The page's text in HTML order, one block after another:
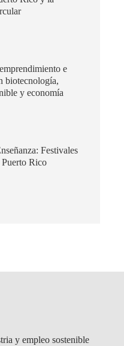
e
biotecnología,
y economía
Festivales
Rico
y empleo sostenible